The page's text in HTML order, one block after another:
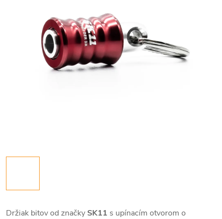
Držiak bitov od značky SK11 s upínacím otvorom o